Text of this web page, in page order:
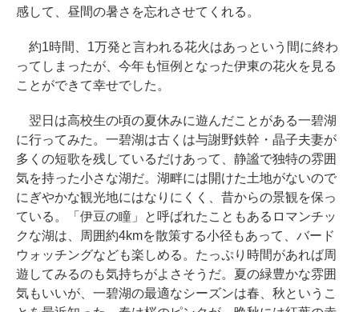
感して、昼間の暑さを忘れさせてくれる。
約1時間、1万発と言われる花火はあっという間に終わ
ってしまったが、今年も恒例となった伊東の花火を見る
ことができて幸せでした。
翌日は高校生の頃の夏休みに遊んだことがある一碧湖
に行ってみた。一碧湖は古くは与謝野鉄幹・晶子夫妻が
多くの短歌を残しているだけあって、静謐で独特の雰囲
気を持った小さな湖だ。湖畔には開けた土地がないので
にぎやかな観光地にはなりにくく、昔からの景観を保っ
ている。「伊豆の瞳」と呼ばれたこともあるロマンチッ
クな湖は、周囲約4kmを散策する小径もあって、バード
ウォッチングなども楽しめる。たっぷり時間があれば周
遊してみるのも気持ちがよさそうだ。夏の緑豊かな雰囲
気もいいが、一碧湖の最適なシーズンは春、秋というこ